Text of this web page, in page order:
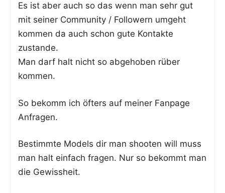
Es ist aber auch so das wenn man sehr gut
mit sei­ner Com­mu­ni­ty / Fol­lo­wern umgeht
kom­men da auch schon gute Kon­tak­te
zustande.
Man darf halt nicht so abge­ho­ben rüber
kommen.
So bekomm ich öfters auf mei­ner Fan­page
Anfragen.
Bestimm­te Models dir man shoo­ten will muss
man halt ein­fach fra­gen. Nur so bekommt man
die Gewissheit.